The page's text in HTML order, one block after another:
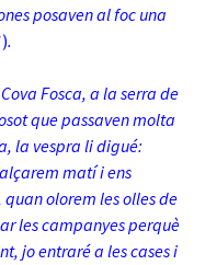
posaven al foc una
.
Fosca, a la serra de
que passaven molta
la vespra li digué:
matí i ens
olorem les olles de
les campanyes perquè
jo entraré a les cases i